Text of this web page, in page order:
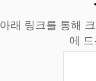
아래 링크를 통해
에